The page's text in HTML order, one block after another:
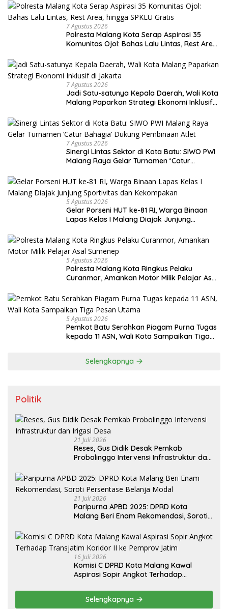
7 Agustus 2026
Polresta Malang Kota Serap Aspirasi 35
Komunitas Ojol: Bahas Lalu Lintas, Rest Area,
7 Agustus 2026
Jadi Satu-satunya Kepala Daerah, Wali Kota
Malang Paparkan Strategi Ekonomi Inklusif
7 Agustus 2026
Sinergi Lintas Sektor di Kota Batu: SIWO PWI
Malang Raya Gelar Turnamen ‘Catur
5 Agustus 2026
Gelar Porseni HUT ke-81 RI, Warga Binaan
Lapas Kelas I Malang Diajak Junjung
5 Agustus 2026
Polresta Malang Kota Ringkus Pelaku
Curanmor, Amankan Motor Milik Pelajar Asal
5 Agustus 2026
Pemkot Batu Serahkan Piagam Purna Tugas
kepada 11 ASN, Wali Kota Sampaikan Tiga
Selengkapnya
Politik
21 Juli 2026
Reses, Gus Didik Desak Pemkab
Probolinggo Intervensi Infrastruktur dan
21 Juli 2026
Paripurna APBD 2025: DPRD Kota
Malang Beri Enam Rekomendasi, Soroti
16 Juli 2026
Komisi C DPRD Kota Malang Kawal
Aspirasi Sopir Angkot Terhadap
Selengkapnya